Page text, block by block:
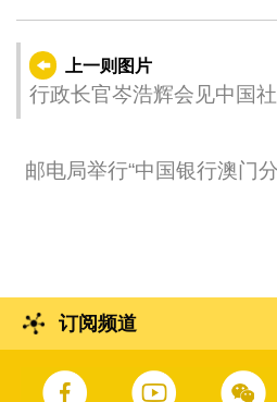
上一则图片
行政长官岑浩辉会见中国
翔。
邮电局举行“中国银行澳门
订阅频道